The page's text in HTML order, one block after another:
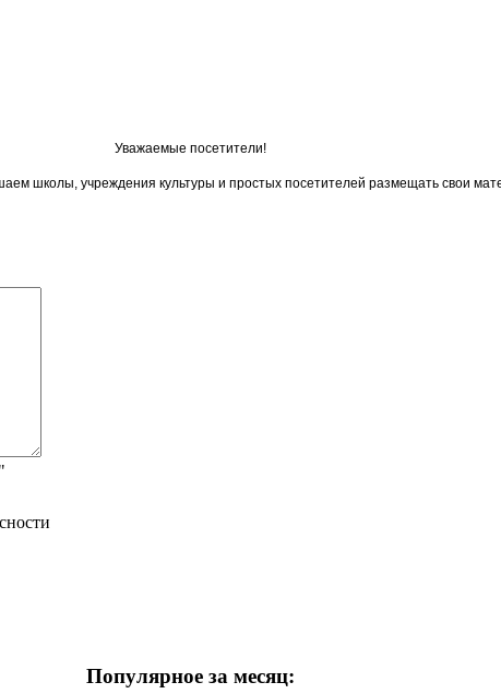
Уважаемые посетители!
школы, учреждения культуры и простых посетителей размещать свои
Популярное за месяц: